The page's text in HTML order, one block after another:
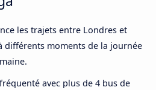
les trajets entre Londres et
différents moments de la journée
avec plus de 4 bus de